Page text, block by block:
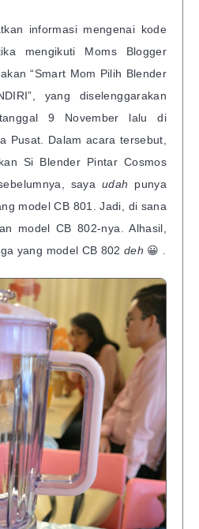
informasi mengenai kode
mengikuti Moms Blogger
“Smart Mom Pilih Blender
yang diselenggarakan
9 November lalu di
Pusat. Dalam acara tersebut,
Si Blender Pintar Cosmos
sayaudah punya
model CB 801. Jadi, di sana
model CB 802-nya. Alhasil,
yang model CB 802deh 😀 .